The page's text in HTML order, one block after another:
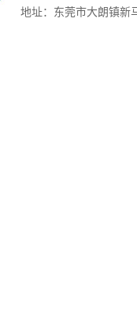
地址：东莞市大朗镇新